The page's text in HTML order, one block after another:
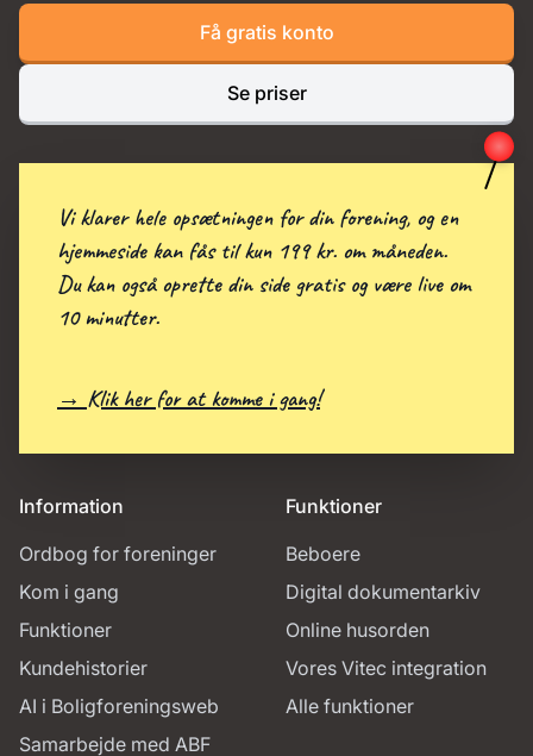
Få gratis konto
Se priser
Information
Ordbog for foreninger
Kom i gang
Funktioner
Kundehistorier
AI i Boligforeningsweb
Samarbejde med ABF
Funktioner
Beboere
Digital dokumentarkiv
Online husorden
Vores Vitec integration
Alle funktioner
Vi klarer hele opsætningen for din forening, og en
hjemmeside kan fås til kun 199 kr. om måneden.
Du kan også oprette din side gratis og være live om
10 minutter.
→ Klik her for at komme i gang!